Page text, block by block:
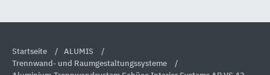
Startseite
ALUMIS
Trennwand- und Raumgestaltungssysteme